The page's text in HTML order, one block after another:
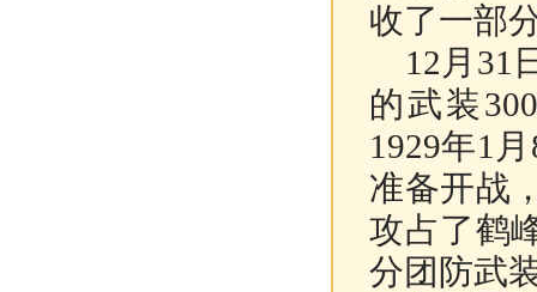
收了一部
12月31
的武装
1929年1
准备开战
攻占了鹤
分团防武